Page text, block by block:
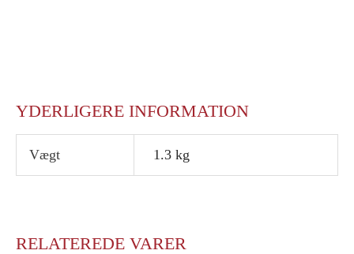
YDERLIGERE INFORMATION
Vægt 1.3 kg
RELATEREDE VARER